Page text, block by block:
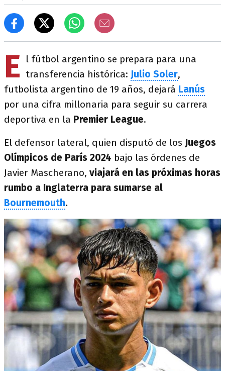
E
l fútbol argentino se prepara para una
transferencia histórica: Julio Soler,
futbolista argentino de 19 años, dejará Lanús
por una cifra millonaria para seguir su carrera
deportiva en la Premier League.
El defensor lateral, quien disputó de los Juegos
Olímpicos de París 2024 bajo las órdenes de
Javier Mascherano, viajará en las próximas horas
rumbo a Inglaterra para sumarse al
Bournemouth.